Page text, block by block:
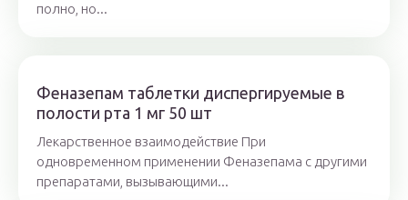
полно, но...
Феназепам таблетки диспергируемые в
полости рта 1 мг 50 шт
Лекарственное взаимодействие При
одновременном применении Феназепама с другими
препаратами, вызывающими...